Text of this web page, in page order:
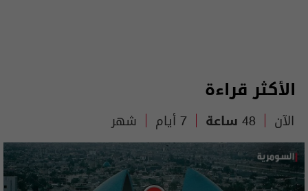
الأكثر قراءة
الآن 48 ساعة 7 أيام شهر